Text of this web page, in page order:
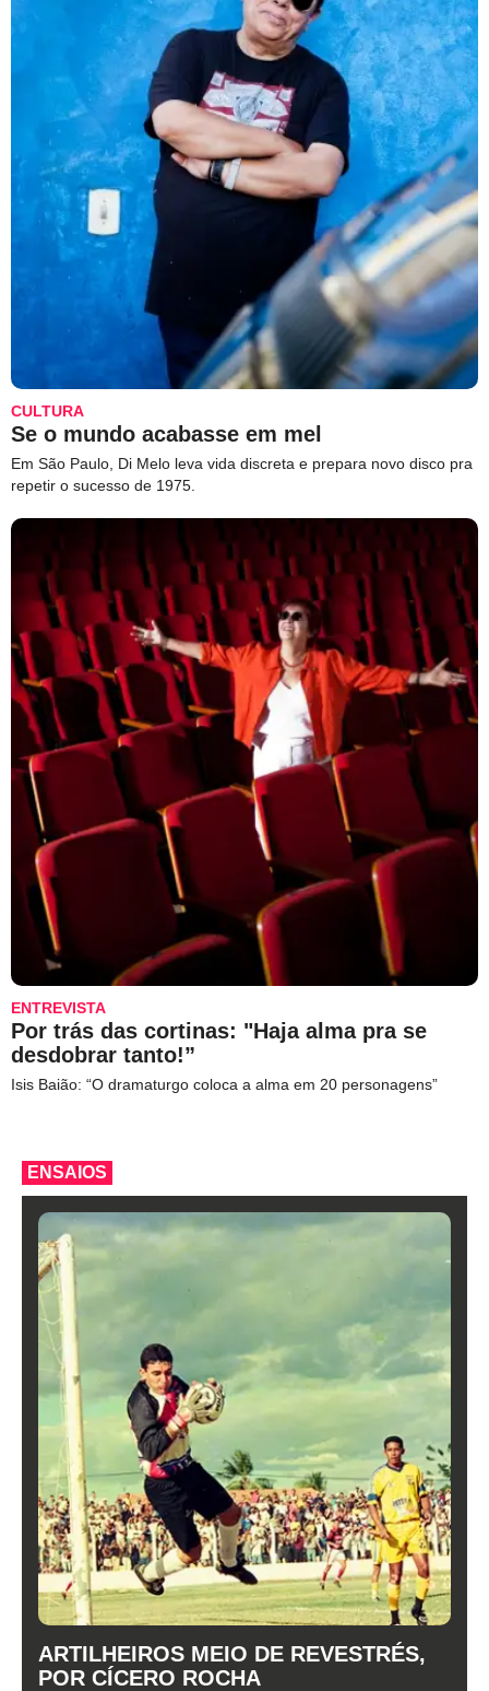
CULTURA
Se o mundo acabasse em mel
Em São Paulo, Di Melo leva vida discreta e prepara novo disco pra
repetir o sucesso de 1975.
ENTREVISTA
Por trás das cortinas: "Haja alma pra se
desdobrar tanto!”
Isis Baião: “O dramaturgo coloca a alma em 20 personagens”
ENSAIOS
ARTILHEIROS MEIO DE REVESTRÉS,
POR CÍCERO ROCHA